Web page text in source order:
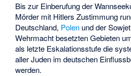
Bis zur Einberufung der
Mörder mit Hitlers Zustimmung
Deutschland, Polen und der
Wehrmacht besetzten Gebieten
als letzte Eskalationsstufe die
aller Juden im deutschen
werden.